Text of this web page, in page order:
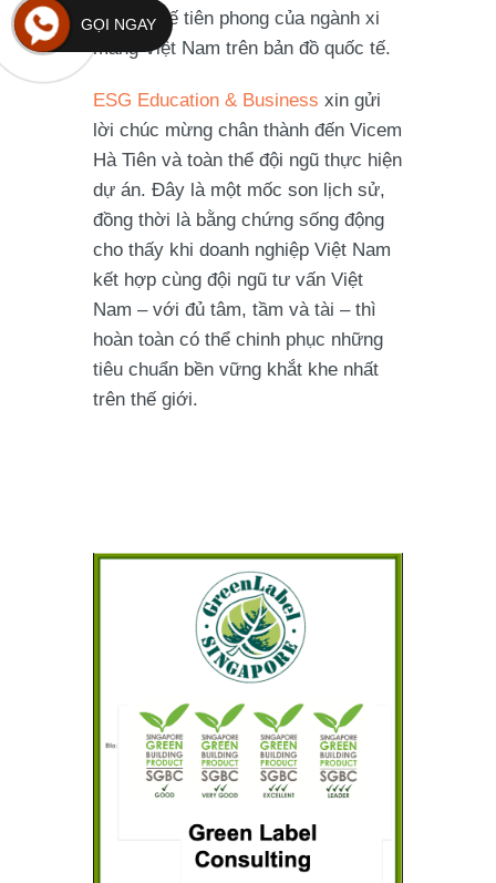
định vị thế tiên phong của ngành xi
măng Việt Nam trên bản đồ quốc tế.
ESG Education & Business xin gửi
lời chúc mừng chân thành đến Vicem
Hà Tiên và toàn thể đội ngũ thực hiện
dự án. Đây là một mốc son lịch sử,
đồng thời là bằng chứng sống động
cho thấy khi doanh nghiệp Việt Nam
kết hợp cùng đội ngũ tư vấn Việt
Nam – với đủ tâm, tầm và tài – thì
hoàn toàn có thể chinh phục những
tiêu chuẩn bền vững khắt khe nhất
trên thế giới.
GỌI NGAY